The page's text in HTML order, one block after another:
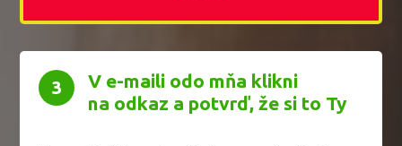
3
V e-maili odo mňa klikni
na odkaz a potvrď, že si to Ty